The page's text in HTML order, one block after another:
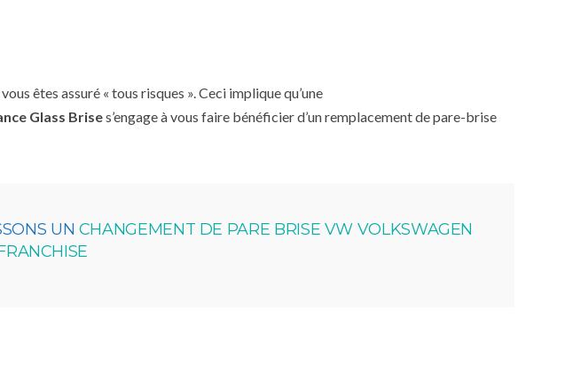
êtes assuré « tous risques ». Ceci implique qu’une
Glass Brises’engage à vous faire bénéficier d’un remplacement de pare-brise
UN CHANGEMENT DE PARE BRISE VW VOLKSWAGEN